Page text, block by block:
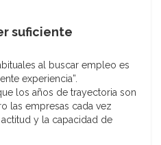
suficiente
al buscar empleo es
experiencia”.
los años de trayectoria son
las empresas cada vez
y la capacidad de